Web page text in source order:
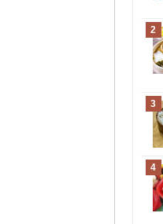
2
3
4